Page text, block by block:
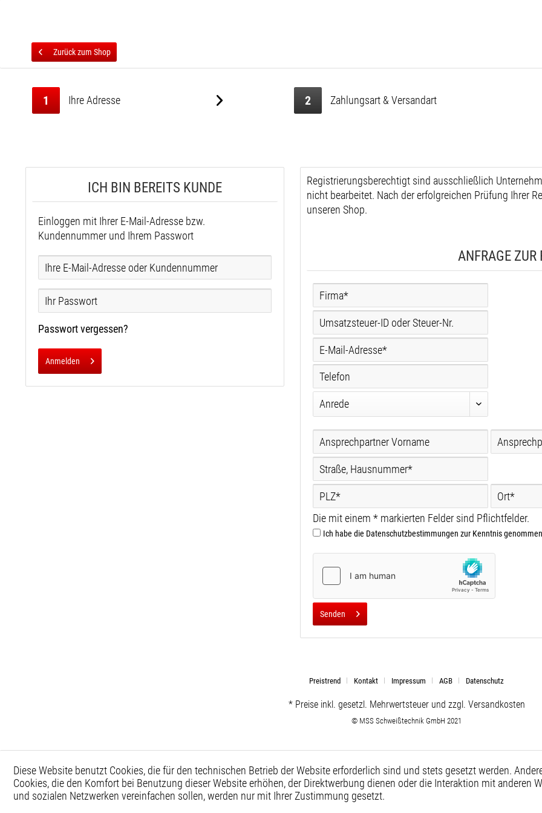
Zurück zum Shop
1 Ihre Adresse 2 Zahlungsart & Versandart
Registrierungsberechtigt sind ausschließlich
nicht bearbeitet. Nach der erfolgreichen Prüfung Ihrer
unseren Shop.
ANFRAGE ZUR
Die mit einem * markierten Felder sind Pflichtfelder.
Ich habe die Datenschutzbestimmungen zur Kenntnis
Senden
ICH BIN BEREITS KUNDE
Einloggen mit Ihrer E-Mail-Adresse bzw.
Kundennummer und Ihrem Passwort
Passwort vergessen?
Anmelden
Preistrend Kontakt Impressum AGB Datenschutz
* Preise inkl. gesetzl. Mehrwertsteuer und zzgl. Versandkosten
© MSS Schweißtechnik GmbH 2021
Diese Website benutzt Cookies, die für den technischen Betrieb der Website erforderlich sind und stets gesetzt werden.
Cookies, die den Komfort bei Benutzung dieser Website erhöhen, der Direktwerbung dienen oder die Interaktion mit anderen
und sozialen Netzwerken vereinfachen sollen, werden nur mit Ihrer Zustimmung gesetzt.